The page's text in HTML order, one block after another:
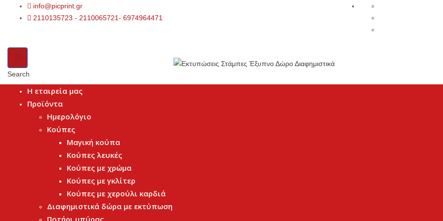
info@picprint.gr
2110135723 - 2110065721- 6974964471
Search
Η εταιρεία μας
Προϊόντα
Ημερολόγιο
Κούπες
Μαγική κούπα
Κούπες λευκές
Κούπες με χρώμα
Κούπες με γκλίτερ
Κούπες με χερούλι καρδιά
Διαφημιστικά δώρα με εκτύπωση